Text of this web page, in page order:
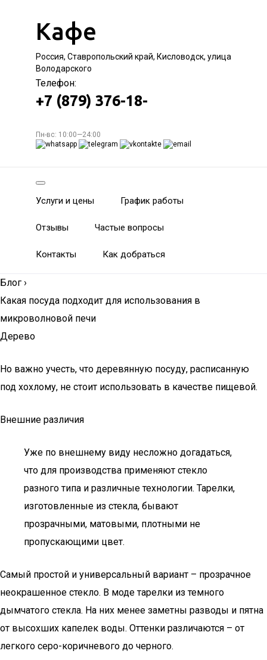
Кафе
Россия, Ставропольский край, Кисловодск, улица
Володарского
Телефон:
+7 (879) 376-18-
Пн-вс: 10:00—24:00
Услуги и цены График работы
Отзывы Частые вопросы
Контакты Как добраться
Блог ›
Какая посуда подходит для использования в
микроволновой печи
Дерево
Но важно учесть, что деревянную посуду, расписанную
под хохлому, не стоит использовать в качестве пищевой.
Внешние различия
Уже по внешнему виду несложно догадаться,
что для производства применяют стекло
разного типа и различные технологии. Тарелки,
изготовленные из стекла, бывают
прозрачными, матовыми, плотными не
пропускающими цвет.
Самый простой и универсальный вариант – прозрачное
неокрашенное стекло. В моде тарелки из темного
дымчатого стекла. На них менее заметны разводы и пятна
от высохших капелек воды. Оттенки различаются – от
легкого серо-коричневого до черного.